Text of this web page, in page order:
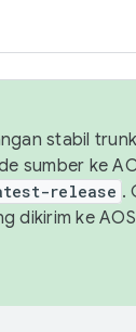
stabil
sumber ke
release .
dikirim ke